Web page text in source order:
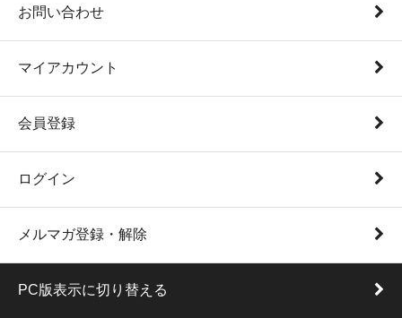
お問い合わせ
マイアカウント
会員登録
ログイン
メルマガ登録・解除
PC版表示に切り替える